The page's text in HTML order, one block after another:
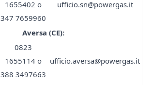
1655402 o
347 7659960
ufficio.sn@powergas.it
Aversa (CE):
0823
1655114 o
388 3497663
ufficio.aversa@powergas.it